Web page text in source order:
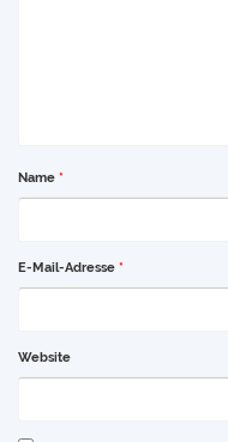
Name *
E-Mail-Adresse *
Website